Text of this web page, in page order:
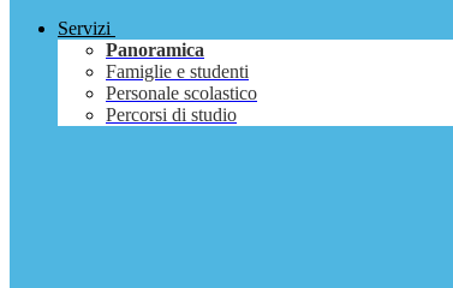
Servizi
Panoramica
Famiglie e studenti
Personale scolastico
Percorsi di studio